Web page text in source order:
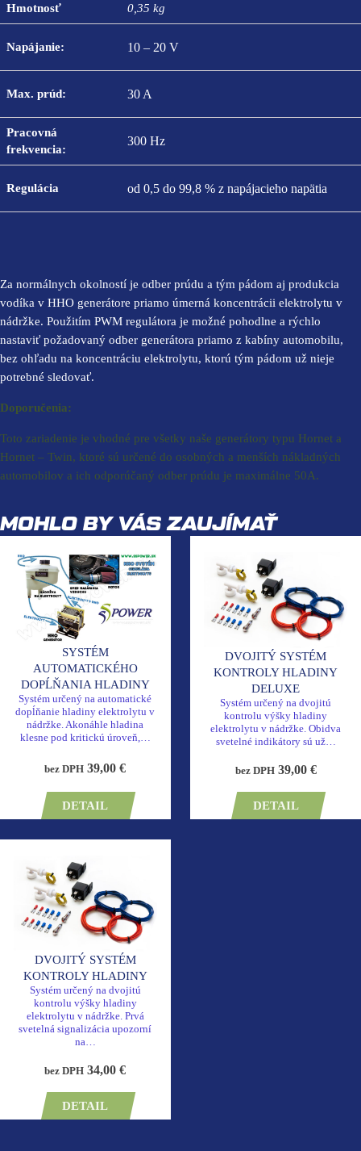
Hmotnosť 0,35 kg
Napájanie: 10 – 20 V
Max. prúd: 30 A
Pracovná
frekvencia:
300 Hz
Regulácia od 0,5 do 99,8 % z napájacieho napätia
Za normálnych okolností je odber prúdu a tým pádom aj produkcia
vodíka v HHO generátore priamo úmerná koncentrácii elektrolytu v
nádržke. Použitím PWM regulátora je možné pohodlne a rýchlo
nastaviť požadovaný odber generátora priamo z kabíny automobilu,
bez ohľadu na koncentráciu elektrolytu, ktorú tým pádom už nieje
potrebné sledovať.
Doporučenia:
Toto zariadenie je vhodné pre všetky naše generátory typu Hornet a
Hornet – Twin, ktoré sú určené do osobných a menších nákladných
automobilov a ich odporúčaný odber prúdu je maximálne 50A.
MOHLO BY VÁS ZAUJÍMAŤ
SYSTÉM
AUTOMATICKÉHO
DOPĹŇANIA HLADINY
Systém určený na automatické
dopĺňanie hladiny elektrolytu v
nádržke. Akonáhle hladina
klesne pod kritickú úroveň,…
bez DPH 39,00 €
DETAIL
DVOJITÝ SYSTÉM
KONTROLY HLADINY
DELUXE
Systém určený na dvojitú
kontrolu výšky hladiny
elektrolytu v nádržke. Obidva
svetelné indikátory sú už…
bez DPH39,00 €
DETAIL
DVOJITÝ SYSTÉM
KONTROLY HLADINY
Systém určený na dvojitú
kontrolu výšky hladiny
elektrolytu v nádržke. Prvá
svetelná signalizácia upozorní
na…
bez DPH 34,00 €
DETAIL